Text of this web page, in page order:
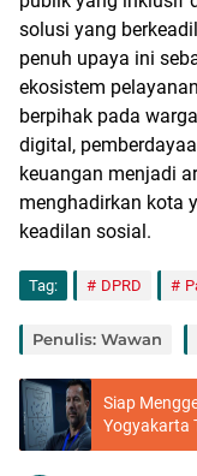
solusi yang
penuh upaya ini
ekosistem
berpihak pada
digital,
keuangan menjadi
menghadirkan kota
keadilan sosial.
Tag: DPRD
Penulis: Wawan
Siap
Yogyakarta
Koeman